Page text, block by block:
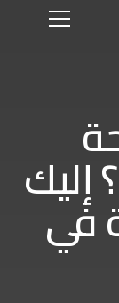
في